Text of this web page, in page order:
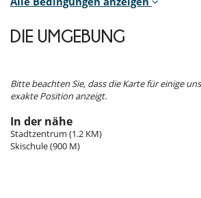
Mikrowelle
Raclette-Grill
Spülmaschine
Wäschetrockner
Waschmaschine
Unterhaltung, Wohlbefinden &
Fernseher
Mietbedingungen
- Concierge-Service Pass Plus : Beinhaltet
Wellnessangeboten und
- Concierge-Service Serenity Pass : Beinhaltet
Kochs/Caterers im Haus (je nach Kategorie des
Butlers (ab einem bestimmten Betrag), eines
(Chauffeur, Taxi), eines Helikoptertransfers
DIE UMGEBUNG
Bitte beachten Sie, dass die Karte für einige
exakte Position anzeigt.
In der nähe
Stadtzentrum (1.2 KM)
Skischule (900 M)